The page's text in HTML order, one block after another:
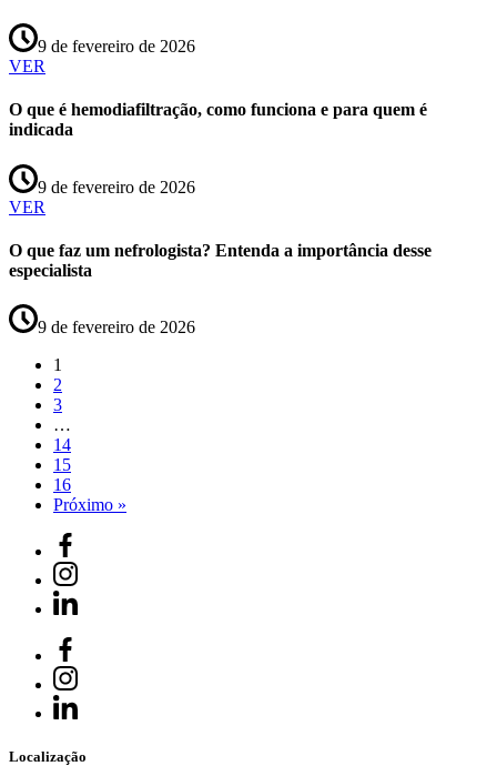
9 de fevereiro de 2026
VER
O que é hemodiafiltração, como funciona e para quem é
indicada
9 de fevereiro de 2026
VER
O que faz um nefrologista? Entenda a importância desse
especialista
9 de fevereiro de 2026
1
2
3
…
14
15
16
Próximo »
Localização